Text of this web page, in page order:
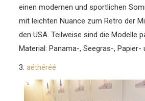
einen modernen und sportlichen
mit leichten Nuance zum Retro der
den USA. Teilweise sind die Modelle
Material: Panama-, Seegras-, Papier-
3.aéthéréé